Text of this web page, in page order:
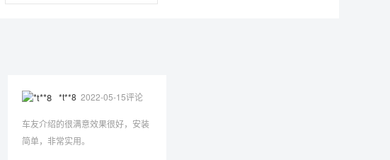
*t**8 2022-05-15评论
车友介绍的很满意效果很好，安装
简单，非常实用。